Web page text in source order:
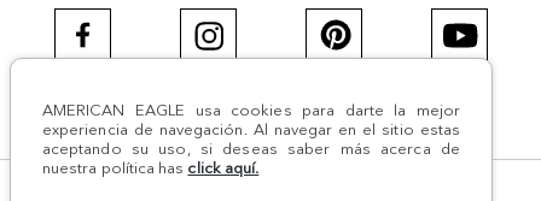
AMERICAN EAGLE usa cookies para darte la mejor
experiencia de navegación. Al navegar en el sitio estas
aceptando su uso, si deseas saber más acerca de
nuestra política has click aquí.
#AEJEANS #AerieREALCOL